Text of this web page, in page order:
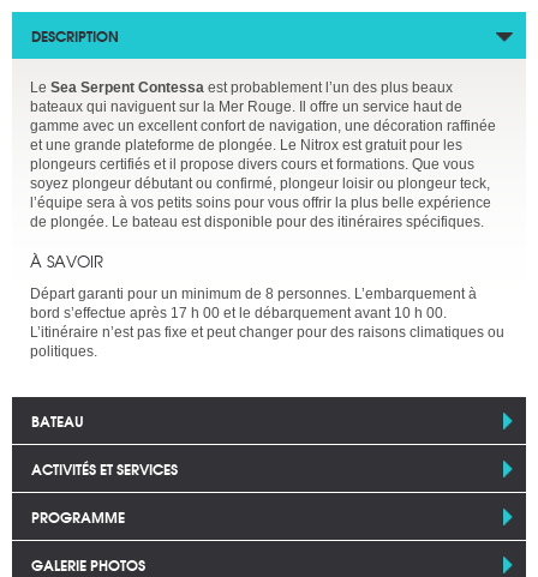
DESCRIPTION
Le Sea Serpent Contessa est probablement l’un des plus beaux
bateaux qui naviguent sur la Mer Rouge. Il offre un service haut de
gamme avec un excellent confort de navigation, une décoration raffinée
et une grande plateforme de plongée. Le Nitrox est gratuit pour les
plongeurs certifiés et il propose divers cours et formations. Que vous
soyez plongeur débutant ou confirmé, plongeur loisir ou plongeur teck,
l’équipe sera à vos petits soins pour vous offrir la plus belle expérience
de plongée. Le bateau est disponible pour des itinéraires spécifiques.
À SAVOIR
Départ garanti pour un minimum de 8 personnes. L’embarquement à
bord s’effectue après 17 h 00 et le débarquement avant 10 h 00.
L’itinéraire n’est pas fixe et peut changer pour des raisons climatiques ou
politiques.
BATEAU
ACTIVITÉS ET SERVICES
PROGRAMME
GALERIE PHOTOS